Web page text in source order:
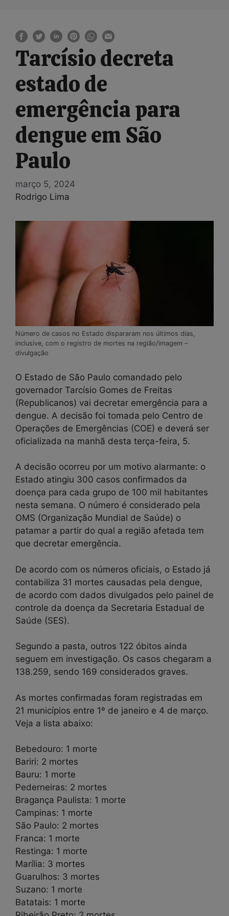
Tarcísio decreta
estado de
emergência para
dengue em São
Paulo
março 5, 2024
Rodrigo Lima
Número de casos no Estado dispararam nos últimos dias,
inclusive, com o registro de mortes na região/imagem –
divulgação
O Estado de São Paulo comandado pelo
governador Tarcísio Gomes de Freitas
(Republicanos) vai decretar emergência para a
dengue. A decisão foi tomada pelo Centro de
Operações de Emergências (COE) e deverá ser
oficializada na manhã desta terça-feira, 5.
A decisão ocorreu por um motivo alarmante: o
Estado atingiu 300 casos confirmados da
doença para cada grupo de 100 mil habitantes
nesta semana. O número é considerado pela
OMS (Organização Mundial de Saúde) o
patamar a partir do qual a região afetada tem
que decretar emergência.
De acordo com os números oficiais, o Estado já
contabiliza 31 mortes causadas pela dengue,
de acordo com dados divulgados pelo painel de
controle da doença da Secretaria Estadual de
Saúde (SES).
Segundo a pasta, outros 122 óbitos ainda
seguem em investigação. Os casos chegaram a
138.259, sendo 169 considerados graves.
As mortes confirmadas foram registradas em
21 municípios entre 1º de janeiro e 4 de março.
Veja a lista abaixo:
Bebedouro: 1 morte
Bariri: 2 mortes
Bauru: 1 morte
Pederneiras: 2 mortes
Bragança Paulista: 1 morte
Campinas: 1 morte
São Paulo: 2 mortes
Franca: 1 morte
Restinga: 1 morte
Marília: 3 mortes
Guarulhos: 3 mortes
Suzano: 1 morte
Batatais: 1 morte